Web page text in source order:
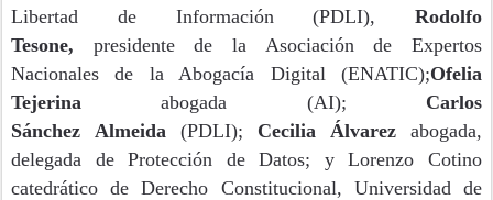
Libertad de Información (PDLI), Rodolfo
Tesone, presidente de la Asociación de Expertos
Nacionales de la Abogacía Digital (ENATIC);Ofelia
Tejerina abogada (AI); Carlos
Sánchez
Almeida (PDLI); Cecilia Álvarez abogada,
delegada de Protección de Datos; y Lorenzo Cotino
catedrático de Derecho Constitucional, Universidad de